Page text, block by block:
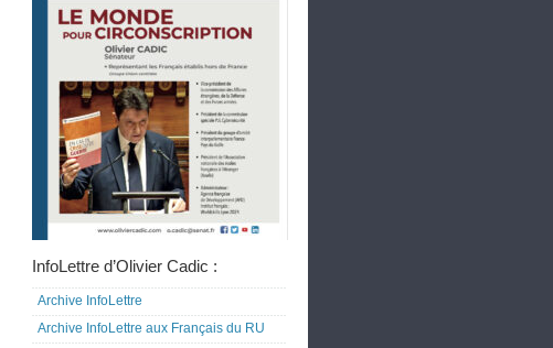
InfoLettre d’Olivier Cadic :
Archive InfoLettre
Archive InfoLettre aux Français du RU